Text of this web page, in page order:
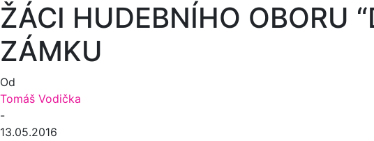
ŽÁCI HUDEBNÍHO OBORU
ZÁMKU
Od
Tomáš Vodička
-
13.05.2016